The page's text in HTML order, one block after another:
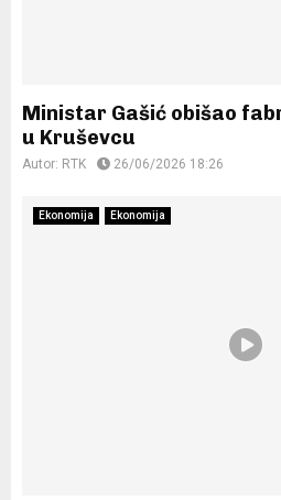
Ministar Gašić obišao
u Kruševcu
Autor: RTK 26/06/2026 18:26
Ekonomija Ekonomija